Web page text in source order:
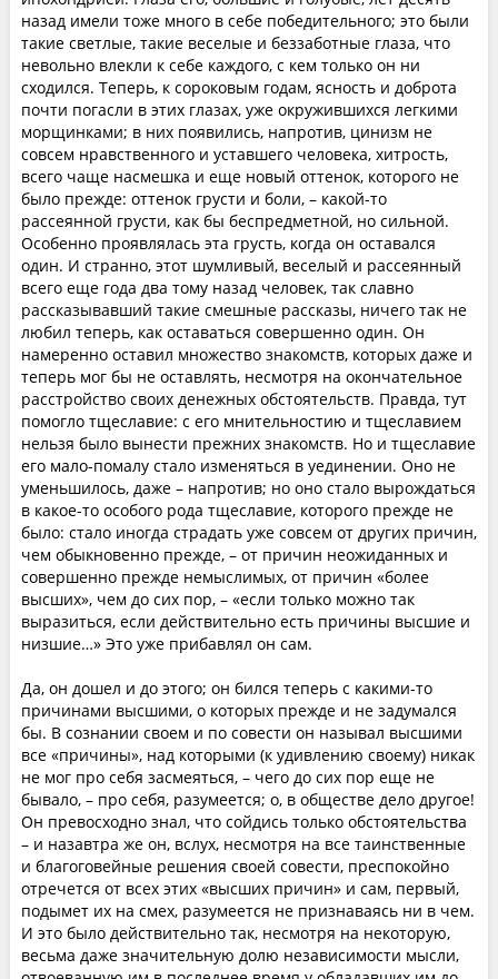
назад имели тоже много в себе победительного; это были
такие светлые, такие веселые и беззаботные глаза, что
невольно влекли к себе каждого, с кем только он ни
сходился. Теперь, к сороковым годам, ясность и доброта
почти погасли в этих глазах, уже окружившихся легкими
морщинками; в них появились, напротив, цинизм не
совсем нравственного и уставшего человека, хитрость,
всего чаще насмешка и еще новый оттенок, которого не
было прежде: оттенок грусти и боли, – какой-то
рассеянной грусти, как бы беспредметной, но сильной.
Особенно проявлялась эта грусть, когда он оставался
один. И странно, этот шумливый, веселый и рассеянный
всего еще года два тому назад человек, так славно
рассказывавший такие смешные рассказы, ничего так не
любил теперь, как оставаться совершенно один. Он
намеренно оставил множество знакомств, которых даже и
теперь мог бы не оставлять, несмотря на окончательное
расстройство своих денежных обстоятельств. Правда, тут
помогло тщеславие: с его мнительностию и тщеславием
нельзя было вынести прежних знакомств. Но и тщеславие
его мало-помалу стало изменяться в уединении. Оно не
уменьшилось, даже – напротив; но оно стало вырождаться
в какое-то особого рода тщеславие, которого прежде не
было: стало иногда страдать уже совсем от других причин,
чем обыкновенно прежде, – от причин неожиданных и
совершенно прежде немыслимых, от причин «более
высших», чем до сих пор, – «если только можно так
выразиться, если действительно есть причины высшие и
низшие…» Это уже прибавлял он сам.
Да, он дошел и до этого; он бился теперь с какими-то
причинами высшими, о которых прежде и не задумался
бы. В сознании своем и по совести он называл высшими
все «причины», над которыми (к удивлению своему) никак
не мог про себя засмеяться, – чего до сих пор еще не
бывало, – про себя, разумеется; о, в обществе дело другое!
Он превосходно знал, что сойдись только обстоятельства
– и назавтра же он, вслух, несмотря на все таинственные
и благоговейные решения своей совести, преспокойно
отречется от всех этих «высших причин» и сам, первый,
подымет их на смех, разумеется не признаваясь ни в чем.
И это было действительно так, несмотря на некоторую,
весьма даже значительную долю независимости мысли,